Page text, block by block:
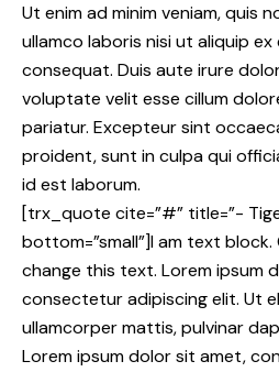
Ut enim ad minim veniam, quis
ullamco laboris nisi ut aliquip
consequat. Duis aute irure
voluptate velit esse cillum
pariatur. Excepteur sint
proident, sunt in culpa qui
id est laborum.
[trx_quote cite=”#” title=”-
bottom=”small”]I am text
change this text. Lorem ipsum
consectetur adipiscing elit. Ut
ullamcorper mattis, pulvinar
Lorem ipsum dolor sit amet,